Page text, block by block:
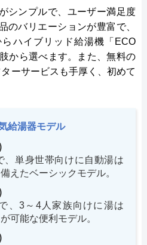
シンプルで、ユーザー満足度
のバリエーションが豊富で、
ハイブリッド給湯機「ECO
から選べます。また、無料の
ーサービスも手厚く、初めて
給湯器モデル
、単身世帯向けに自動湯は
えたベーシックモデル。
、3～4人家族向けに湯は
可能な便利モデル。